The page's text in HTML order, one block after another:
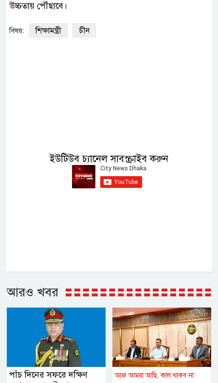
উচ্চতায় পৌঁছাবে।
বিষয়: শিক্ষামন্ত্রী চীন
ইউটিউব চ্যানেল সাবস্ক্রাইব করুন
আরও খবর
পাঁচ দিনের সফরে দক্ষিণ
আজ আমরা আছি, কাল থাকব না